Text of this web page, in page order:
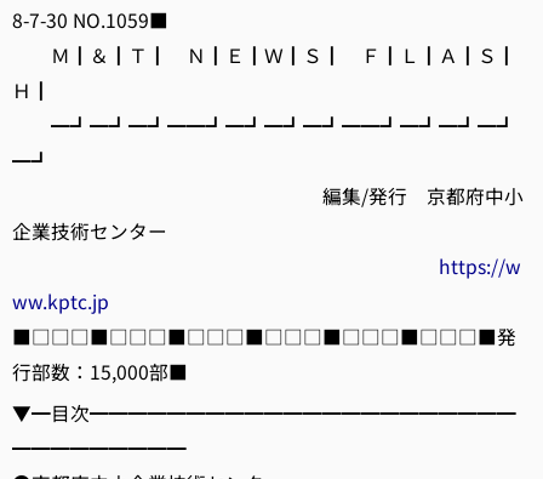
8-7-30 NO.1059■
Ｍ┃＆┃Ｔ┃ Ｎ┃Ｅ┃Ｗ┃Ｓ┃ Ｆ┃Ｌ┃Ａ┃Ｓ┃
Ｈ┃
━┛━┛━┛━━┛━┛━┛━┛━━┛━┛━┛━┛
━┛
編集/発行 京都府中小
企業技術センター
https://w
ww.kptc.jp
■□□□■□□□■□□□■□□□■□□□■□□□■発
行部数：15,000部■
▼━目次━━━━━━━━━━━━━━━━━━━━━━
━━━━━━━━━